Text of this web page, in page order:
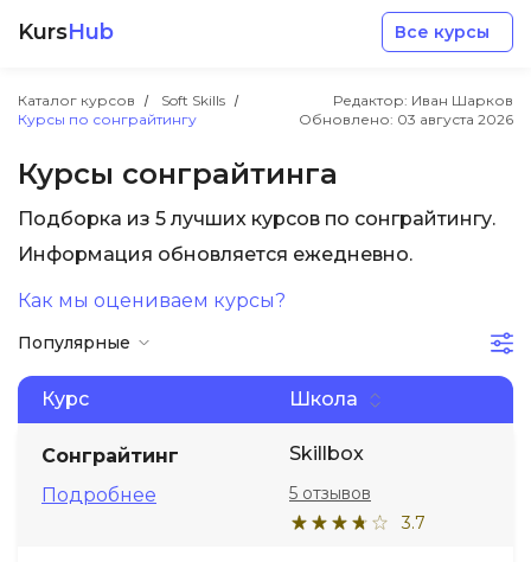
KursHub Все курсы
Каталог курсов
Soft Skills
Курсы по сонграйтингу
Редактор: Иван Шарков
Обновлено: 03 августа 2026
Курсы сонграйтинга
Подборка из 5 лучших курсов по сонграйтингу.
Информация обновляется ежедневно.
Как мы оцениваем курсы?
Популярные
Курс Школа
Сонграйтинг
Подробнее
Skillbox
3.7
5 отзывов
Разработка
Дизайн
Аналитика